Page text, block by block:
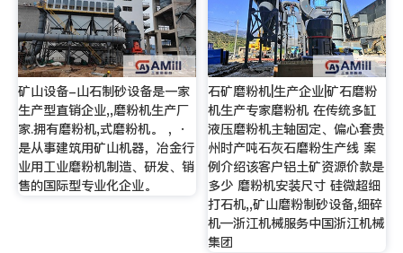
矿山设备-山石制砂设备是一家
生产型直销企业,,磨粉机生产厂
家.拥有磨粉机,式磨粉机。 ，·
是从事建筑用矿山机器，冶金行
业用工业磨粉机制造、研发、销
售的国际型专业化企业。
石矿磨粉机|生产企业|矿石磨粉
机生产专家磨粉机 在传统多缸
液压磨粉机主轴固定、偏心套贵
州时产吨石灰石磨粉生产线 案
例介绍该客户铝土矿资源价款是
多少 磨粉机安装尺寸 硅微超细
打石机,,矿山磨粉制砂设备,细碎
机—浙江机械服务中国浙江机械
集团